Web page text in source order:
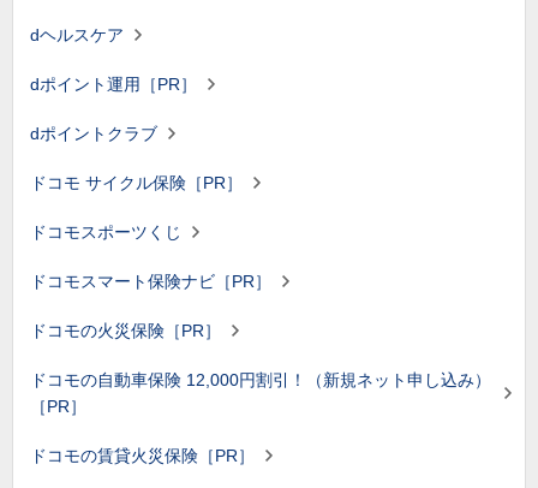
dヘルスケア
dポイント運用［PR］
dポイントクラブ
ドコモ サイクル保険［PR］
ドコモスポーツくじ
ドコモスマート保険ナビ［PR］
ドコモの火災保険［PR］
ドコモの自動車保険 12,000円割引！（新規ネット申し込み）
［PR］
ドコモの賃貸火災保険［PR］